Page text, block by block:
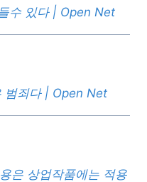
수 있다 | Open Net
범죄다 | Open Net
은 상업작품에는 적용